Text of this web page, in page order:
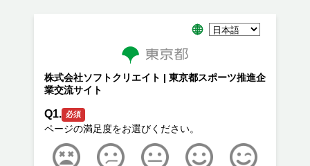
株式会社ソフトクリエイト | 東京都スポーツ推進企
業交流サイト
Q1. 必須